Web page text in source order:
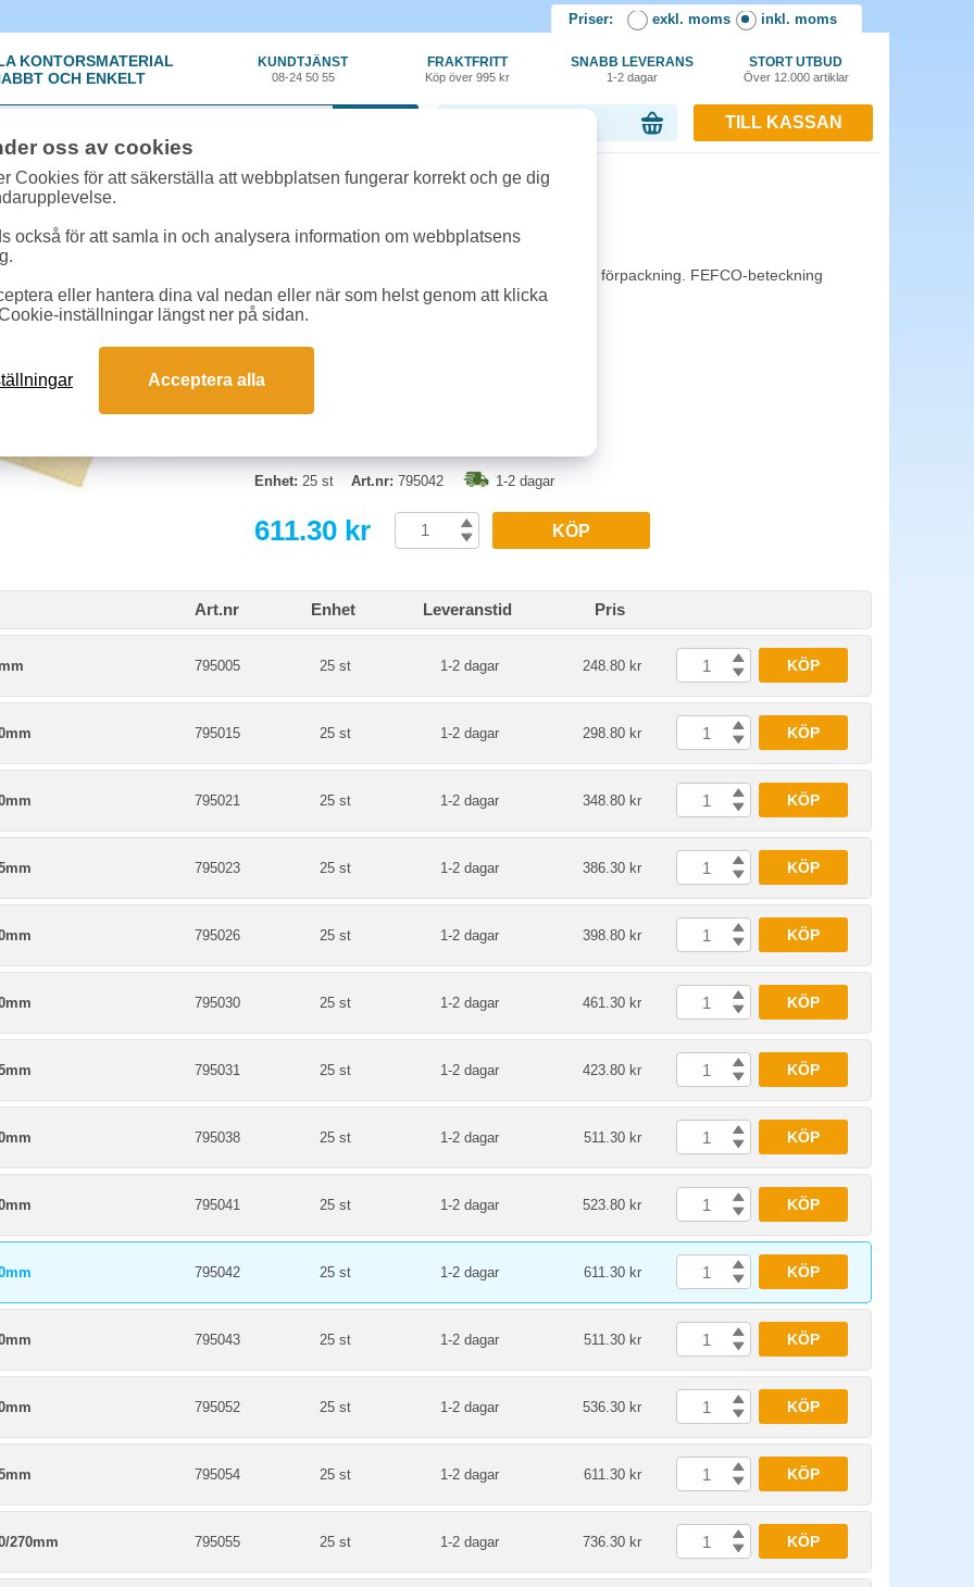
Priser: exkl. moms inkl. moms
KONTORSMATERIAL
OCH ENKELT
KUNDTJÄNST
08-24 50 55
FRAKTFRITT
Köp över 995 kr
SNABB LEVERANS
1-2 dagar
STORT UTBUD
Över 12.000 artiklar
TILL KASSAN
Emballage »Wellpapplådor»Wellåda 570x380x190mm 20st/fp
Wellåda 570x380x190mm 20st/fp
Kartong/wellåda med mötande ytterflikar. 20st per förpackning. FEFCO-beteckning
0201.
Bredd:380mm
Höjd:
Enhet: 25 st Art.nr: 795042 1-2 dagar
611.30 kr KÖP
Art.nr Enhet Leveranstid Pris
795005 25 st 1-2 dagar 248.80 kr KÖP
795015 25 st 1-2 dagar 298.80 kr KÖP
795021 25 st 1-2 dagar 348.80 kr KÖP
795023 25 st 1-2 dagar 386.30 kr KÖP
795026 25 st 1-2 dagar 398.80 kr KÖP
795030 25 st 1-2 dagar 461.30 kr KÖP
795031 25 st 1-2 dagar 423.80 kr KÖP
795038 25 st 1-2 dagar 511.30 kr KÖP
795041 25 st 1-2 dagar 523.80 kr KÖP
795042 25 st 1-2 dagar 611.30 kr KÖP
795043 25 st 1-2 dagar 511.30 kr KÖP
795052 25 st 1-2 dagar 536.30 kr KÖP
795054 25 st 1-2 dagar 611.30 kr KÖP
270mm 795055 25 st 1-2 dagar 736.30 kr KÖP
oss av cookies
Cookies för att säkerställa att webbplatsen fungerar korrekt och ge dig
också för att samla in och analysera information om webbplatsens
eller hantera dina val nedan eller när som helst genom att klicka
inställningar längst ner på sidan.
Acceptera alla